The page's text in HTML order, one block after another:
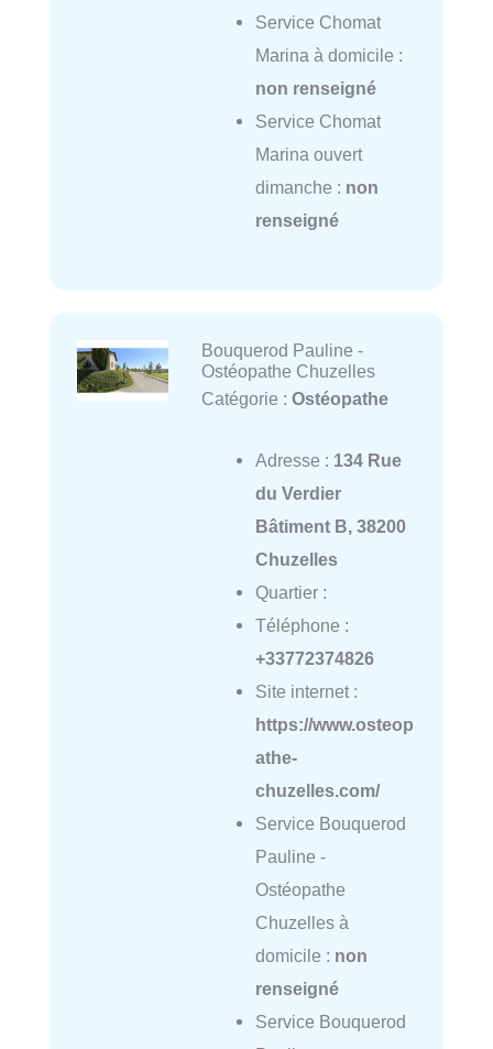
Service Chomat
Marina à domicile :
non renseigné
Service Chomat
Marina ouvert
dimanche : non
renseigné
Bouquerod Pauline -
Ostéopathe Chuzelles
Catégorie : Ostéopathe
Adresse : 134 Rue
du Verdier
Bâtiment B, 38200
Chuzelles
Quartier :
Téléphone :
+33772374826
Site internet :
https://www.osteop
athe-
chuzelles.com/
Service Bouquerod
Pauline -
Ostéopathe
Chuzelles à
domicile : non
renseigné
Service Bouquerod